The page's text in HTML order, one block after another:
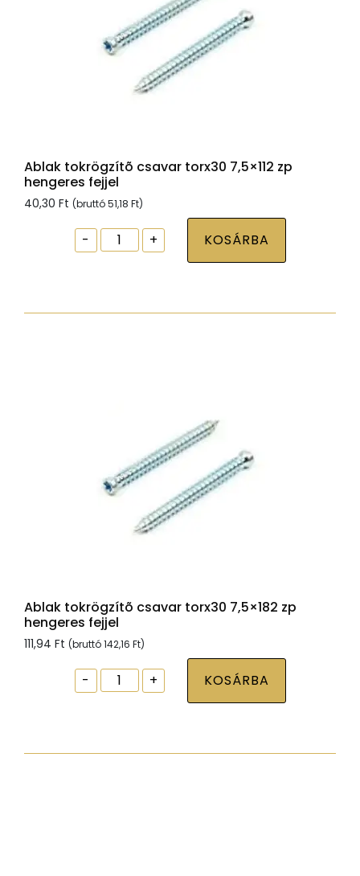
Ablak tokrögzítõ csavar torx30 7,5×112 zp
hengeres fejjel
40,30 Ft (bruttó51,18 Ft)
-
Ablak
tokrögzítõ
7,5x112
+ KOSÁRBA
Ablak tokrögzítõ csavar torx30 7,5×182 zp
hengeres fejjel
111,94 Ft (bruttó142,16 Ft)
-
Ablak
tokrögzítõ
7,5x182
+ KOSÁRBA